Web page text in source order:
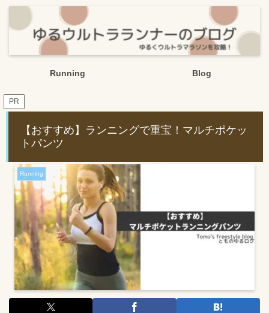
Running Blog
PR
【おすすめ】ランニングで重宝！マルチポケッ
トパンツ
Running